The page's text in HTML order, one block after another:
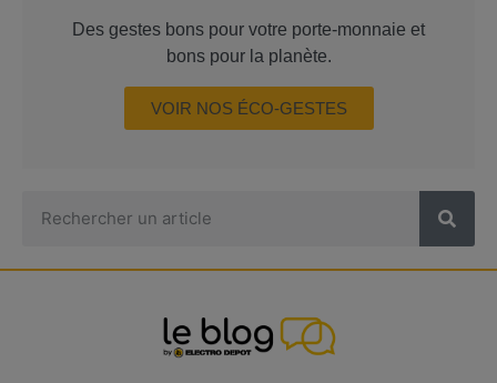
Des gestes bons pour votre porte-monnaie et
bons pour la planète.
VOIR NOS ÉCO-GESTES